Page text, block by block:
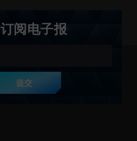
订阅电子报
提交